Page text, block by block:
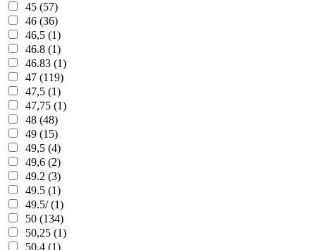
45 (57)
46 (36)
46,5 (1)
46.8 (1)
46.83 (1)
47 (119)
47,5 (1)
47,75 (1)
48 (48)
49 (15)
49,5 (4)
49,6 (2)
49.2 (3)
49.5 (1)
49.5/ (1)
50 (134)
50,25 (1)
50,4 (1)